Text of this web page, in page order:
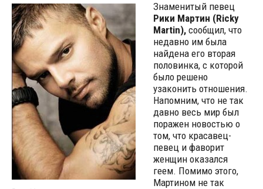
Знаменитый певец
Рики Мартин (Ricky
Martin),сообщил, что
недавно им была
найдена его вторая
половинка, с которой
было решено
узаконить отношения.
Напомним, что не так
давно весь мир был
поражен новостью о
том, что красавец-
певец и фаворит
женщин оказался
геем. Помимо этого,
Мартином не так